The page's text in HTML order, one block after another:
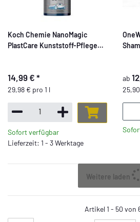
Koch Chemie NanoMagic
PlastCare Kunststoff-Pflege
14,99 € *
29,98 € pro 1 l
Sofort verfügbar
Lieferzeit: 1 - 3 Werktage
ab
Weitere laden
Artikel 1 - 50 von